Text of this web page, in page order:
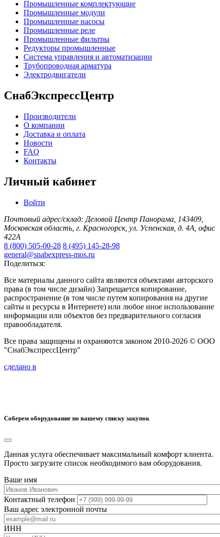
Промышленные комплектующие
Промышленные модули
Промышленные насосы
Промышленные реле
Промышленные фильтры
Редукторы промышленные
Система управления и автоматизации
Трубопроводная арматура
Электродвигатели
СнабЭкспрессЦентр
Производители
О компании
Доставка и оплата
Новости
FAQ
Контакты
Личный кабинет
Войти
Почтовый адрес/склад: Деловой Центр Панорама, 143409,
Московская область, г. Красногорск, ул. Успенская, д. 4А, офис
422А
8 (800) 505-00-28 8 (495) 145-28-98
general@snabexpress-mos.ru
Поделиться:
Все материалы данного сайта являются объектами авторского
права (в том числе дизайн) Запрещается копирование,
распространение (в том числе путем копирования на другие
сайты и ресурсы в Интернете) или любое иное использование
информации или объектов без предварительного согласия
правообладателя.
Все права защищены и охраняются законом 2010-2026 © ООО
"СнабЭкспрессЦентр"
сделано в
Соберем оборудование по вашему списку закупок
Данная услуга обеспечивает максимальный комфорт клиента.
Просто загрузите список необходимого вам оборудования.
Ваше имя
Контактный телефон
Ваш адрес электронной почты
ИНН